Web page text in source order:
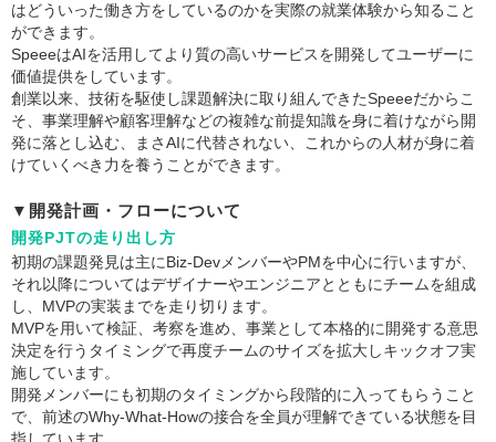
はどういった働き方をしているのかを実際の就業体験から知ること
ができます。
SpeeeはAIを活用してより質の高いサービスを開発してユーザーに
価値提供をしています。
創業以来、技術を駆使し課題解決に取り組んできたSpeeeだからこ
そ、事業理解や顧客理解などの複雑な前提知識を身に着けながら開
発に落とし込む、まさAIに代替されない、これからの人材が身に着
けていくべき力を養うことができます。
▼開発計画・フローについて
開発PJTの走り出し方
初期の課題発見は主にBiz-DevメンバーやPMを中心に行いますが、
それ以降についてはデザイナーやエンジニアとともにチームを組成
し、MVPの実装までを走り切ります。
MVPを用いて検証、考察を進め、事業として本格的に開発する意思
決定を行うタイミングで再度チームのサイズを拡大しキックオフ実
施しています。
開発メンバーにも初期のタイミングから段階的に入ってもらうこと
で、前述のWhy-What-Howの接合を全員が理解できている状態を目